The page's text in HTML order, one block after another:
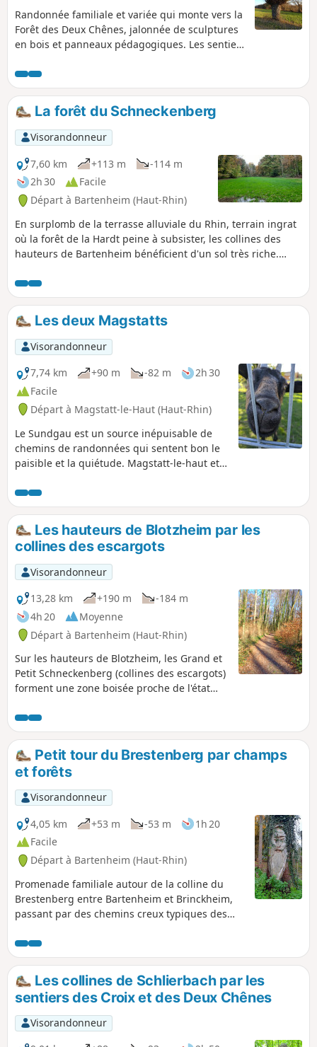
Randonnée familiale et variée qui monte vers la
Forêt des Deux Chênes, jalonnée de sculptures
en bois et panneaux pédagogiques. Les sentiers
Homberg et la mare biologique de Kœtzingue
ainsi que les beaux points de vue sur les
massifs avoisinants feront oublier quelques
montées courtes mais parfois raides.
La forêt du Schneckenberg
Visorandonneur
7,60 km
+113 m
-114 m
2h 30
Facile
Départ à Bartenheim (Haut-Rhin)
En surplomb de la terrasse alluviale du Rhin, terrain ingrat
où la forêt de la Hardt peine à subsister, les collines des
hauteurs de Bartenheim bénéficient d'un sol très riche.
ligne de crête entre Helfrantzkirch et Bartenheim, prospère
la plus belle forêt du Sundgau, la forêt du Schneckenberg
(voir Infos Pratiques). Courte randonnée toute en forêt ou
lisière de forêt pour les amoureux des arbres.
Les deux Magstatts
Visorandonneur
7,74 km
+90 m -82 m
2h 30
Facile
Départ à Magstatt-le-Haut (Haut-Rhin)
Le Sundgau est un source inépuisable de
chemins de randonnées qui sentent bon le
paisible et la quiétude. Magstatt-le-haut et
balade alterne chemin de forêt et de village
pour vous offrir ce que la région a de plus
tendre : un moment hors du temps.
Les hauteurs de Blotzheim par les
collines des escargots
Visorandonneur
13,28 km
+190 m
-184 m
4h 20
Moyenne
Départ à Bartenheim (Haut-Rhin)
Sur les hauteurs de Blotzheim, les Grand et
Petit Schneckenberg (collines des escargots)
forment une zone boisée proche de l'état
de champs, de bosquets et de quelques
parcelles de vignes.Une multitudes de
sentiers et chemins permettent de belles
promenades sur les collines pour profiter du
calme et de quelques points de vue sur les
massifs avoisinants, Vosges, Forêt Noire et
Jura.Deux versions sont proposées de 10 ou
13 km.
Petit tour du Brestenberg par champs
et forêts
Visorandonneur
4,05 km
+53 m -53 m
1h 20
Facile
Départ à Bartenheim (Haut-Rhin)
Promenade familiale autour de la colline du
Brestenberg entre Bartenheim et Brinckheim,
passant par des chemins creux typiques des
vue sur les massifs des Vosges et de la Forêt
Noire.
Les collines de Schlierbach par les
sentiers des Croix et des Deux Chênes
Visorandonneur